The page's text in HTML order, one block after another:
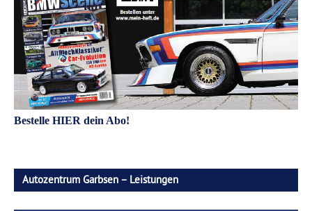
Bestelle HIER dein Abo!
Autozentrum Garbsen – Leistungen